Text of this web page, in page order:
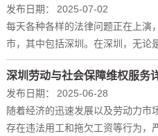
发布日期：
2025-07-02
每天各种各样的法律问题正在上演
市，其中包括深圳。在深圳，无论
深圳劳动与社会保障维权服务
发布日期：
2025-06-28
随着经济的迅速发展以及劳动力市
存在违法用工和拖欠工资等行为，